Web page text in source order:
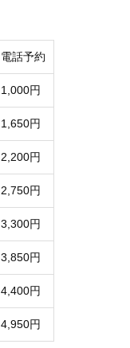
電話予約
1,000円
1,650円
2,200円
2,750円
3,300円
3,850円
4,400円
4,950円